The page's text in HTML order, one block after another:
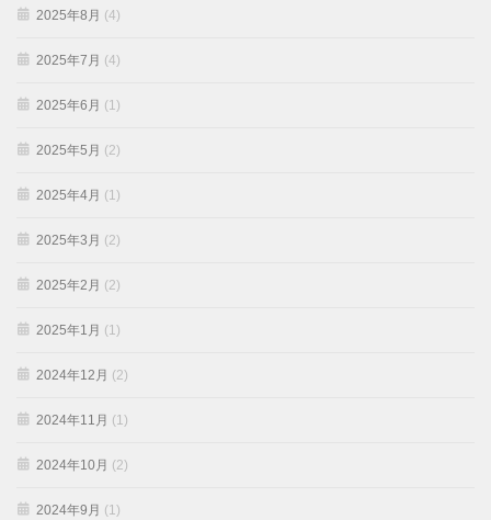
2025年8月 (4)
2025年7月 (4)
2025年6月 (1)
2025年5月 (2)
2025年4月 (1)
2025年3月 (2)
2025年2月 (2)
2025年1月 (1)
2024年12月 (2)
2024年11月 (1)
2024年10月 (2)
2024年9月 (1)